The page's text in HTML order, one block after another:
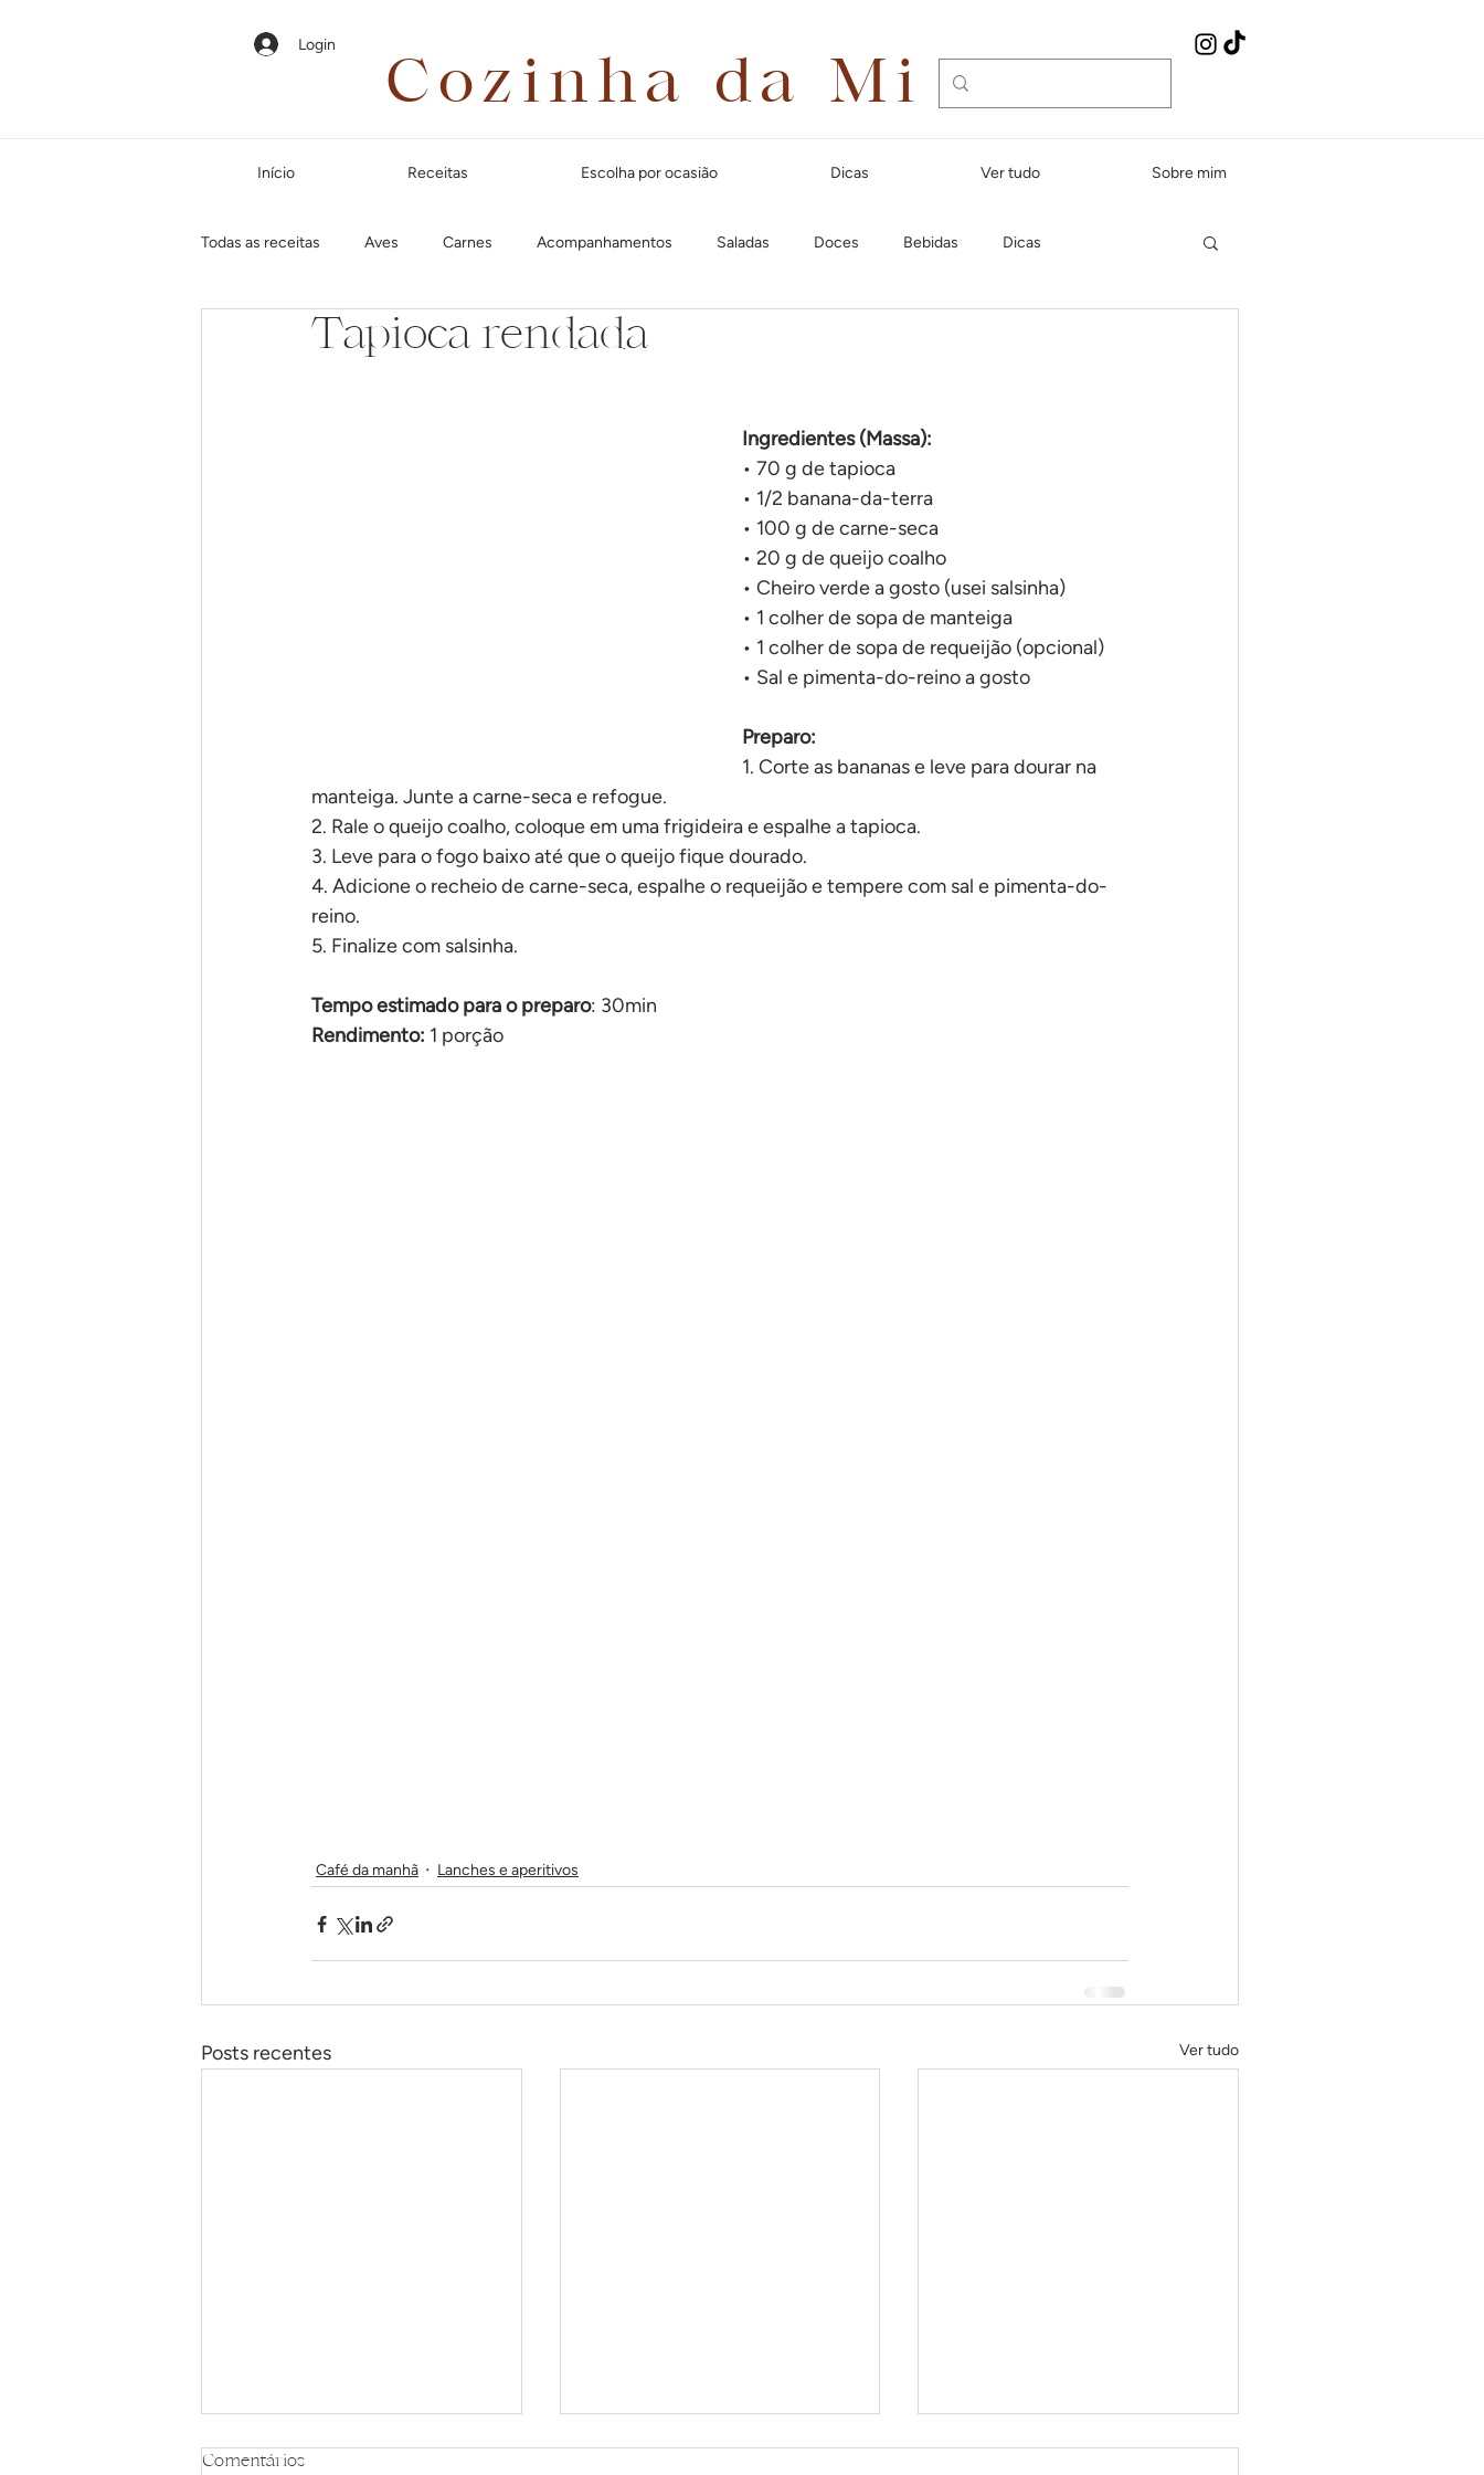
Login
Cozinha da Mi
Início Receitas Escolha por ocasião Dicas Ver tudo Sobre mim
Todas as receitas Aves Carnes Acompanhamentos Saladas Doces Bebidas Dicas
Em até 35 minutos Páscoa Dias quentes
Tapioca rendada
Ingredientes (Massa):
• 70 g de tapioca
• 1/2 banana-da-terra
• 100 g de carne-seca
• 20 g de queijo coalho
• Cheiro verde a gosto (usei salsinha)
• 1 colher de sopa de manteiga
• 1 colher de sopa de requeijão (opcional)
• Sal e pimenta-do-reino a gosto
Preparo:
1. Corte as bananas e leve para dourar na
manteiga. Junte a carne-seca e refogue.
2. Rale o queijo coalho, coloque em uma frigideira e espalhe a tapioca.
3. Leve para o fogo baixo até que o queijo fique dourado.
4. Adicione o recheio de carne-seca, espalhe o requeijão e tempere com sal e pimenta-do-
reino.
5. Finalize com salsinha.
Tempo estimado para o preparo: 30min
Rendimento: 1 porção
Café da manhã Lanches e aperitivos
Posts recentes Ver tudo
Comentários